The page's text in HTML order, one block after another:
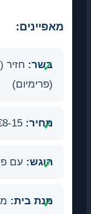
מאפיינים:
בשר: חזיר
(פרימיום)
מחיר: €8-15 למנה
הוגש: עם
מנת בית: